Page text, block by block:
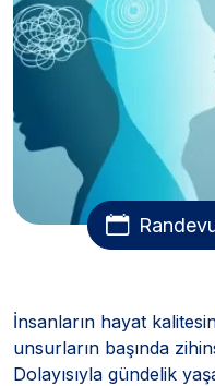
İnsanların hayat
unsurların başında
Dolayısıyla gündelik